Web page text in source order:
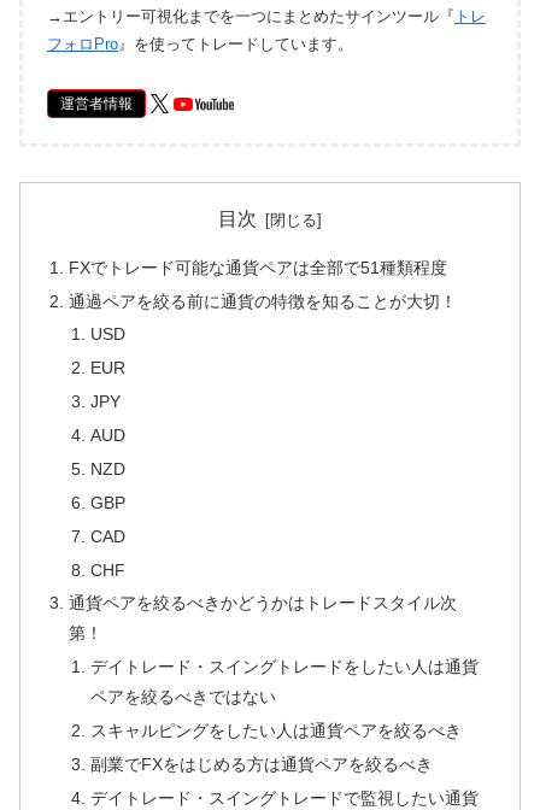
→エントリー可視化までを一つにまとめたサインツール『 トレ
フォロPro』を使ってトレードしています。
運営者情報
目次
FXでトレード可能な通貨ペアは全部で51種類程度
通過ペアを絞る前に通貨の特徴を知ることが大切！
USD
EUR
JPY
AUD
NZD
GBP
CAD
CHF
通貨ペアを絞るべきかどうかはトレードスタイル次
第！
デイトレード・スイングトレードをしたい人は通貨
ペアを絞るべきではない
スキャルピングをしたい人は通貨ペアを絞るべき
副業でFXをはじめる方は通貨ペアを絞るべき
デイトレード・スイングトレードで監視したい通貨